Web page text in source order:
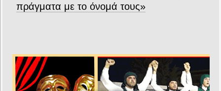
πράγματα με το όνομά τους»